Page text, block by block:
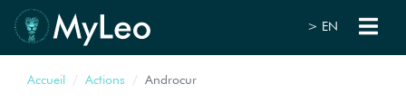
> EN
Accueil Actions Androcur